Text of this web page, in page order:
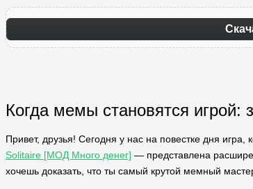
Когда мемы становятся игрой:
Привет, друзья! Сегодня у нас на повестке дня
Solitaire [МОД Много денег] — представлена
хочешь доказать, что ты самый крутой мемный